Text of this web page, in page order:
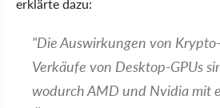
"Die Auswirkungen von
Verkäufe von Desktop-GPUs
wodurch AMD und Nvidia mit